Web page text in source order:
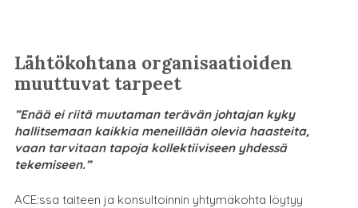
Lähtökohtana organisaatioiden
muuttuvat tarpeet
”Enää ei riitä muutaman terävän johtajan kyky
hallitsemaan kaikkia meneillään olevia haasteita,
vaan tarvitaan tapoja kollektiiviseen yhdessä
tekemiseen.”
ACE:ssa taiteen ja konsultoinnin yhtymäkohta löytyy